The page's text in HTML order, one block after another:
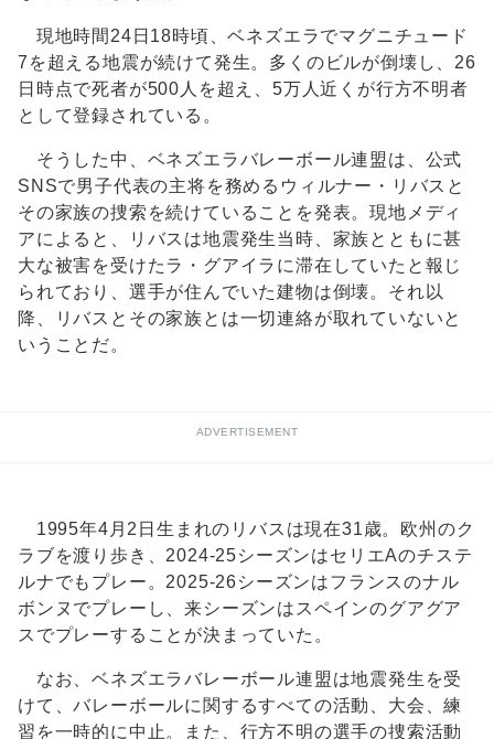
現地時間24日18時頃、ベネズエラでマグニチュード
7を超える地震が続けて発生。多くのビルが倒壊し、26
日時点で死者が500人を超え、5万人近くが行方不明者
として登録されている。
そうした中、ベネズエラバレーボール連盟は、公式
SNSで男子代表の主将を務めるウィルナー・リバスと
その家族の捜索を続けていることを発表。現地メディ
アによると、リバスは地震発生当時、家族とともに甚
大な被害を受けたラ・グアイラに滞在していたと報じ
られており、選手が住んでいた建物は倒壊。それ以
降、リバスとその家族とは一切連絡が取れていないと
いうことだ。
ADVERTISEMENT
1995年4月2日生まれのリバスは現在31歳。欧州のク
ラブを渡り歩き、2024-25シーズンはセリエAのチステ
ルナでもプレー。2025-26シーズンはフランスのナル
ボンヌでプレーし、来シーズンはスペインのグアグア
スでプレーすることが決まっていた。
なお、ベネズエラバレーボール連盟は地震発生を受
けて、バレーボールに関するすべての活動、大会、練
習を一時的に中止。また、行方不明の選手の捜索活動